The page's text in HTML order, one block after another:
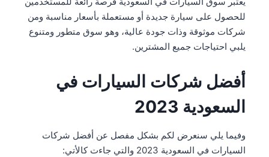
للحصول على سيارة جديدة أو مستعملة بأسعار مناسبة ومن
شركات موثوقة وذات جودة عالية، وهو سوق متطور ومتنوع
يلبي احتياجات جميع المشترين.
أفضل شركات السيارات في
السعودية 2023
وفيما يلي سنعرض لكم بشكل مفصل عن أفضل شركات
السيارات في السعودية 2023 والتي جاءت كالأتي: